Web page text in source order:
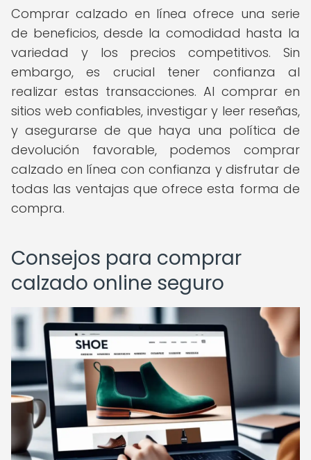
Comprar calzado en línea ofrece una serie
de beneficios, desde la comodidad hasta la
variedad y los precios competitivos. Sin
embargo, es crucial tener confianza al
realizar estas transacciones. Al comprar en
sitios web confiables, investigar y leer reseñas,
y asegurarse de que haya una política de
devolución favorable, podemos comprar
calzado en línea con confianza y disfrutar de
todas las ventajas que ofrece esta forma de
compra.
Consejos para comprar
calzado online seguro